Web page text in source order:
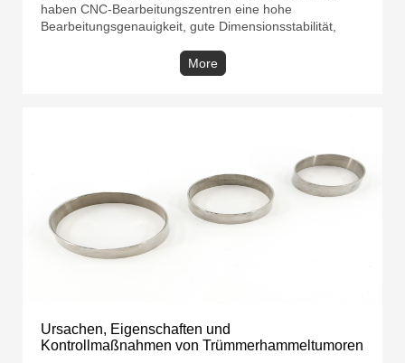
haben CNC-Bearbeitungszentren eine hohe
Bearbeitungsgenauigkeit, gute Dimensionsstabilität,
modernes Management bequem. Durch unsachgemäße
Bedienung oder Programmierfehler kann das Werkzeug
More
Ursachen, Eigenschaften und
Kontrollmaßnahmen von Trümmerhammeltumoren